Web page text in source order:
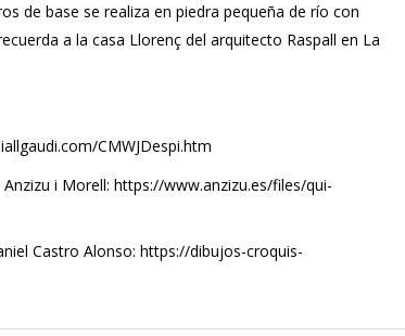
de base se realiza en piedra pequeña de río con
a la casa Llorenç del arquitecto Raspall en La
CMWJDespi.htm
i Morell: https://www.anzizu.es/files/qui-
Castro Alonso: https://dibujos-croquis-